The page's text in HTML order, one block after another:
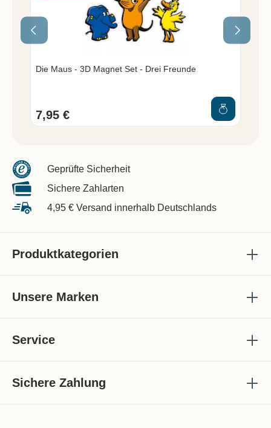
Die Maus - 3D Magnet Set - Drei Freunde
7,95 €
Geprüfte Sicherheit
Sichere Zahlarten
4,95 € Versand innerhalb Deutschlands
Produktkategorien
Unsere Marken
Service
Sichere Zahlung